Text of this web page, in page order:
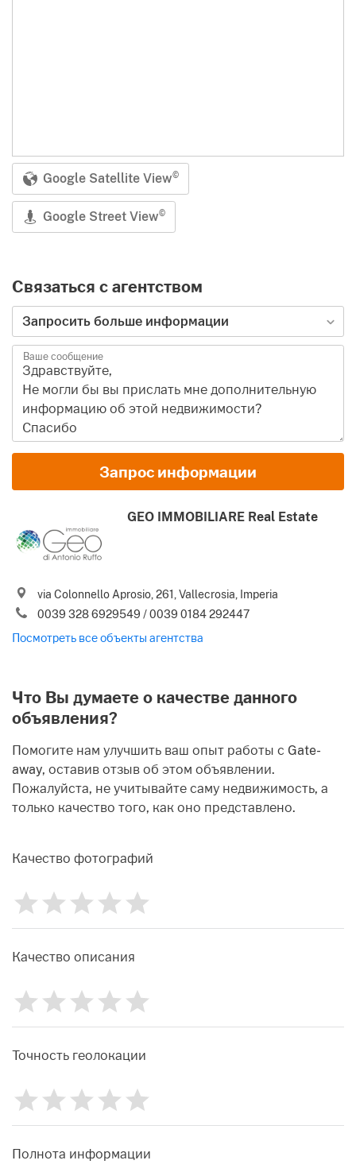
Google Satellite View©
Google Street View©
Связаться с агентством
Тип запроса
Запросить больше информации
Ваше сообщение
Имя и Фамилия
Телефон (включая международный код)
Я соглашаюсь с вашими Условиями использования
Политикой конфиденциальности
Пожалуйста, пришлите мне лучшие предложения по
Identify
Запрос информации
GEO IMMOBILIARE Real Estate
via Colonnello Aprosio, 261, Vallecrosia, Imperia
0039 328 6929549 / 0039 0184 292447
Посмотреть все объекты агентства
Что Вы думаете о качестве данного
объявления?
Помогите нам улучшить ваш опыт работы с Gate-
away, оставив отзыв об этом объявлении.
Пожалуйста, не учитывайте саму недвижимость, а
только качество того, как оно представлено.
Качество фотографий
Рейтинг
0
1 2 3 4 5
Качество описания
Рейтинг
0
1 2 3 4 5
Точность геолокации
Рейтинг
0
1 2 3 4 5
Полнота информации